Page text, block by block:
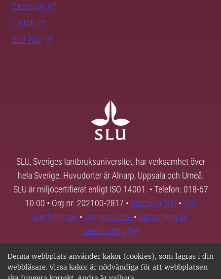
Denna webbplats använder kakor (cookies), som lagras i din
webbläsare. Vissa kakor är nödvändiga för att webbplatsen
Facebook
TikTok
SLU Play
SLU, Sveriges lantbruksuniversitet, har verksamhet över
hela Sverige. Huvudorter är Alnarp, Uppsala och Umeå.
SLU är miljöcertifierat enligt ISO 14001. • Telefon: 018-67
10 00 • Org nr: 202100-2817 • Kontakta SLU • Om
webbplatsen • Hantera kakor • Behandling av
personuppgifter